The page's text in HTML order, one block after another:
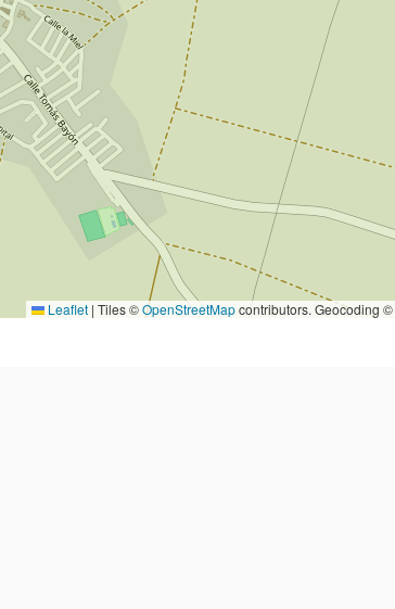
Leaflet | Tiles ©OpenStreetMapcontributors. Geocoding ©